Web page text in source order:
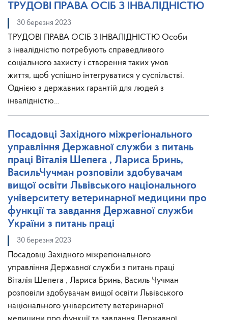
ТРУДОВІ ПРАВА ОСІБ З ІНВАЛІДНІСТЮ
30 березня 2023
ТРУДОВІ ПРАВА ОСІБ З ІНВАЛІДНІСТЮ Особи
з інвалідністю потребують справедливого
соціального захисту і створення таких умов
життя, щоб успішно інтегруватися у суспільстві.
Однією з державних гарантій для людей з
інвалідністю…
Посадовці Західного міжрегіонального
управління Державної служби з питань
праці Віталія Шепега , Лариса Бринь,
ВасильЧучман розповіли здобувачам
вищої освіти Львівського національного
університету ветеринарної медицини про
функції та завдання Державної служби
України з питань праці
30 березня 2023
Посадовці Західного міжрегіонального
управління Державної служби з питань праці
Віталія Шепега , Лариса Бринь, Василь Чучман
розповіли здобувачам вищої освіти Львівського
національного університету ветеринарної